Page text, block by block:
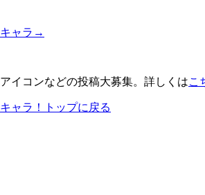
ャラ→
イコンなどの投稿大募集。詳しくはこ
ャラ！トップに戻る